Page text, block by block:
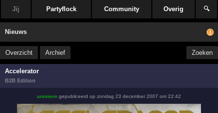
Jij Partyflock Community Overig 🔍
Nieuws
Overzicht Archief Zoeken
Accelerator
B2B Edition
anoniem gepubliceerd op zondag 23 december 2007 om 22:42